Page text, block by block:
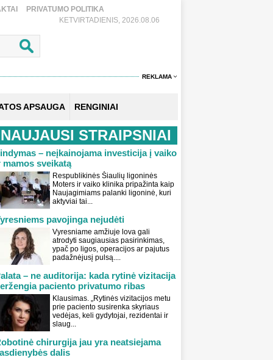
PRIVATUMO POLITIKA
KETVIRTADIENIS, 2026.08.06
REKLAMA
APSAUGA RENGINIAI
NAUJAUSI STRAIPSNIAI
– neįkainojama investicija į vaiko
mamos sveikatą
Respublikinės Šiaulių ligoninės
Moters ir vaiko klinika pripažinta kaip
Naujagimiams palanki ligoninė, kuri
aktyviai tai...
pavojinga nejudėti
Vyresniame amžiuje lova gali
atrodyti saugiausias pasirinkimas,
ypač po ligos, operacijos ar pajutus
padažnėjusį pulsą....
– ne auditorija: kada rytinė vizitacija
paciento privatumo ribas
Klausimas. „Rytinės vizitacijos metu
prie paciento susirenka skyriaus
vedėjas, keli gydytojai, rezidentai ir
slaug...
chirurgija jau yra neatsiejama
dalis